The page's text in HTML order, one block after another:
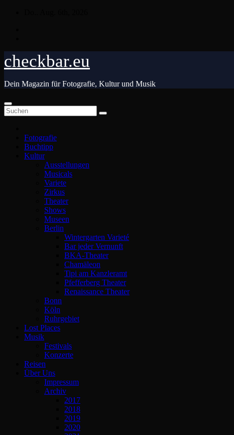
checkbar.eu
Dein Magazin für Fotografie, Kultur und Musik
Fotografie
Buchtipp
Kultur
Ausstellungen
Musicals
Variete
Zirkus
Theater
Shows
Museen
Berlin
Wintergarten Varieté
Bar jeder Vernunft
BKA-Theater
Chamäleon
Tipi am Kanzleramt
Pfefferberg Theater
Renaissance Theater
Bonn
Köln
Ruhrgebiet
Lost Places
Musik
Festivals
Konzerte
Reisen
Über Uns
Impressum
Archiv
2017
2018
2019
2020